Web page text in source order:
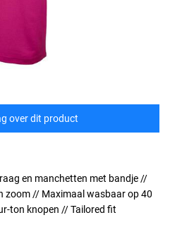
over dit product
en manchetten met bandje //
zoom // Maximaal wasbaar op 40
ton knopen // Tailored fit